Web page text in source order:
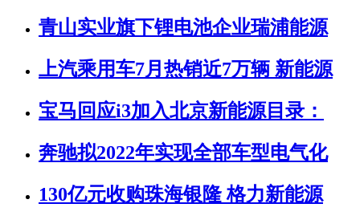
青山实业旗下锂电池企业瑞浦能源
上汽乘用车7月热销近7万辆 新能源
宝马回应i3加入北京新能源目录：
奔驰拟2022年实现全部车型电气化
130亿元收购珠海银隆 格力新能源